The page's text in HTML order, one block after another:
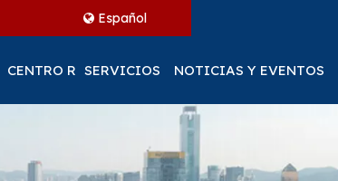
Español
CENTRO R SERVICIOS NOTICIAS Y EVENTOS